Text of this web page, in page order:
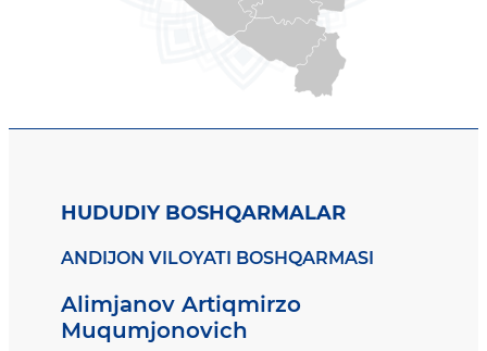
HUDUDIY BOSHQARMALAR
ANDIJON VILOYATI BOSHQARMASI
Alimjanov Artiqmirzo
Muqumjonovich